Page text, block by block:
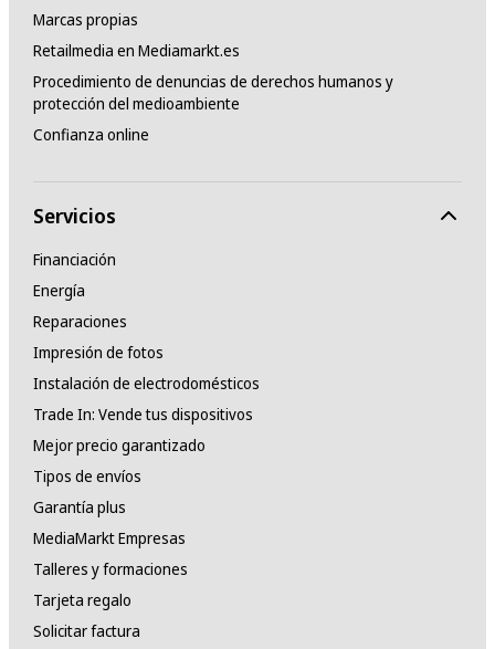
Marcas propias
Retailmedia en Mediamarkt.es
Procedimiento de denuncias de derechos humanos y
protección del medioambiente
Confianza online
Servicios
Financiación
Energía
Reparaciones
Impresión de fotos
Instalación de electrodomésticos
Trade In: Vende tus dispositivos
Mejor precio garantizado
Tipos de envíos
Garantía plus
MediaMarkt Empresas
Talleres y formaciones
Tarjeta regalo
Solicitar factura